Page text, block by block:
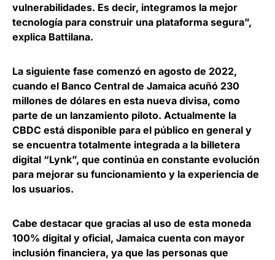
vulnerabilidades. Es decir, integramos la mejor
tecnología para construir una plataforma segura”,
explica Battilana.
La siguiente fase comenzó en agosto de 2022,
cuando el Banco Central de Jamaica acuñó 230
millones de dólares en esta nueva divisa, como
parte de un lanzamiento piloto. Actualmente la
CBDC está disponible para el público en general y
se encuentra totalmente integrada a la billetera
digital “Lynk”, que continúa en constante evolución
para mejorar su funcionamiento y la experiencia de
los usuarios.
Cabe destacar que gracias al uso de esta moneda
100% digital y oficial, Jamaica cuenta con mayor
inclusión financiera, ya que las personas que